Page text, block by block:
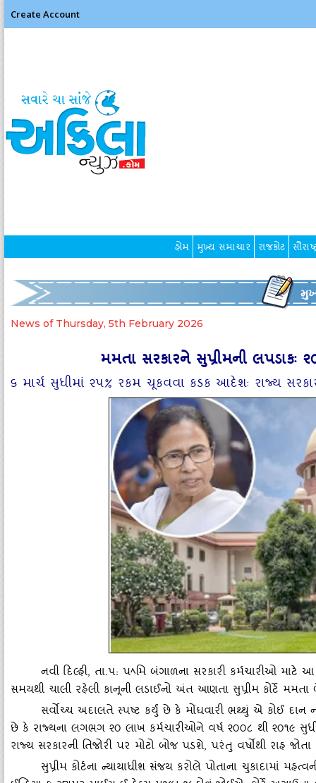
Create Account
હોમ મુખ્ય સમાચાર રાજકોટ
News of Thursday, 5th February 2026
મમતા સરકારને સુપ્રીમની લપડાકઃ
૬ માર્ચ સુધીમાં ૨૫% રકમ ચૂકવવા કડક આદેશઃ રાજ્‍ય
નવી દિલ્‍હી, તા.૫: પﾍમિ બંગાળના સરકારી કર્મચારીઓ માટે
સમયથી ચાલી રહેલી કાનૂની લડાઈનો અંત આણતા સુપ્રીમ કોર્ટે
સર્વોચ્‍ચ અદાલતે સ્‍પષ્ટ કર્યું છે કે મોંઘવારી ભથ્‍થું એ કોઈ દાન
છે કે રાજ્‍યના લગભગ ૨૦ લાખ કર્મચારીઓને વર્ષ ૨૦૦૮ થી ૨૦૧૯
રાજ્‍ય સરકારની તિજોરી પર મોટો બોજ પડશે, પરંતુ વર્ષોથી રાહ
સુપ્રીમ કોર્ટના ન્‍યાયાધીશ સંજય કરોલે પોતાના ચુકાદામાં